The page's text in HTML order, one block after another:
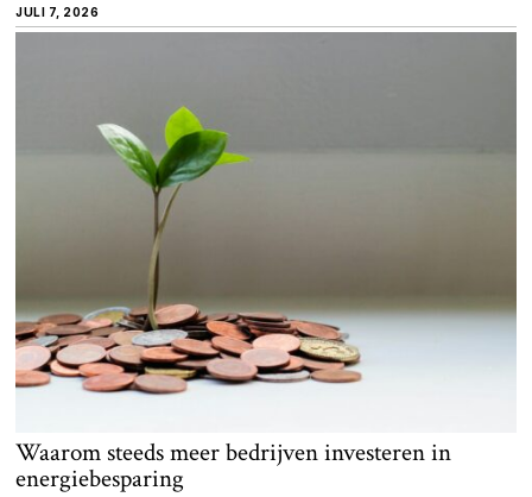
JULI 7, 2026
Waarom steeds meer bedrijven investeren in
energiebesparing